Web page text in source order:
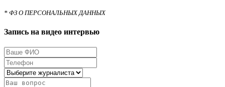
* ФЗ О ПЕРСОНАЛЬНЫХ ДАННЫХ
Запись на видео интервью